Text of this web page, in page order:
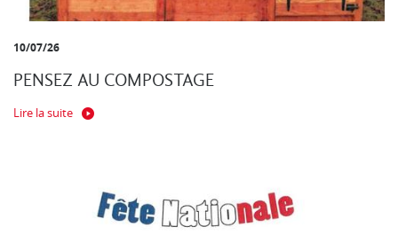
10/07/26
PENSEZ AU COMPOSTAGE
Lire la suite